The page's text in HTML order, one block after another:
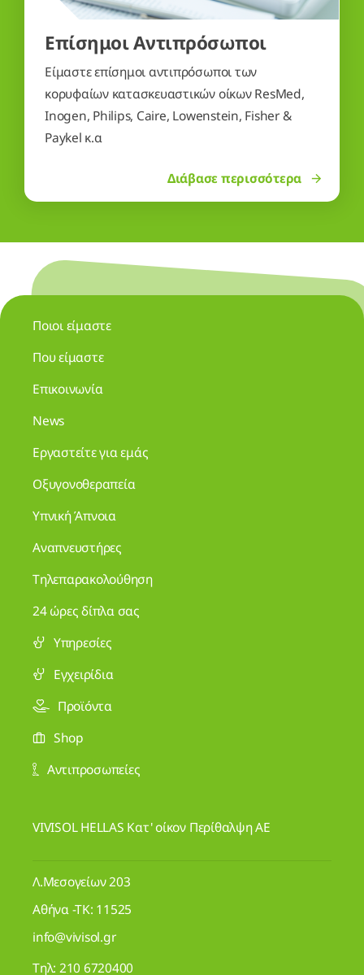
Επίσημοι Αντιπρόσωποι
Είμαστε επίσημοι αντιπρόσωποι των
κορυφαίων κατασκευαστικών οίκων ResMed,
Inogen, Philips, Caire, Lowenstein, Fisher &
Paykel κ.α
Διάβασε περισσότερα
Ποιοι είμαστε
Που είμαστε
Επικοινωνία
News
Εργαστείτε για εμάς
Οξυγονοθεραπεία
Υπνική Άπνοια
Αναπνευστήρες
Τηλεπαρακολούθηση
24 ώρες δίπλα σας
Υπηρεσίες
Εγχειρίδια
Προϊόντα
Shop
Αντιπροσωπείες
VIVISOL HELLAS Κατ' οίκον Περίθαλψη ΑΕ
Λ.Μεσογείων 203
Αθήνα -ΤΚ: 11525
info@vivisol.gr
Τηλ: 210 6720400